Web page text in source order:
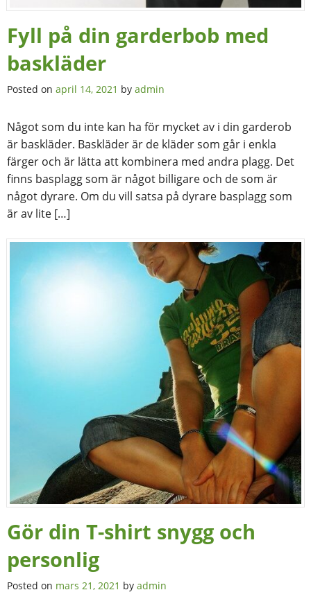
Fyll på din garderbob med
baskläder
Posted on april 14, 2021 by admin
Något som du inte kan ha för mycket av i din garderob
är baskläder. Baskläder är de kläder som går i enkla
färger och är lätta att kombinera med andra plagg. Det
finns basplagg som är något billigare och de som är
något dyrare. Om du vill satsa på dyrare basplagg som
är av lite […]
Gör din T-shirt snygg och
personlig
Posted on mars 21, 2021 by admin